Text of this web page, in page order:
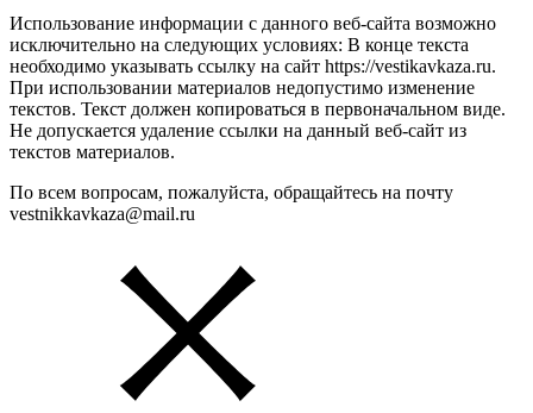
Использование информации с данного веб-сайта возможно
исключительно на следующих условиях: В конце текста
необходимо указывать ссылку на сайт https://vestikavkaza.ru.
При использовании материалов недопустимо изменение
текстов. Текст должен копироваться в первоначальном виде.
Не допускается удаление ссылки на данный веб-сайт из
текстов материалов.
По всем вопросам, пожалуйста, обращайтесь на почту
vestnikkavkaza@mail.ru